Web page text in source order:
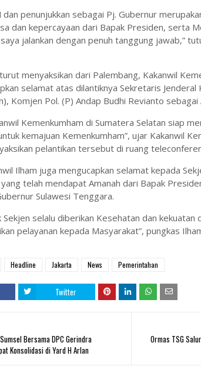
dan penunjukkan sebagai Pj. Gubernur
dan kepercayaan dari Bapak Presiden, serta
saya jalankan dengan penuh tanggung jawab,”
menyaksikan dari Palembang, Kakanwil
selamat atas dilantiknya Sekretaris
Komjen Pol. (P) Andap Budhi Revianto
Kemenkumham di Sumatera Selatan siap
kemajuan Kemenkumham”, ujar Kakanwil
pelantikan tersebut di ruang
Ilham juga mengucapkan selamat kepada
telah mendapat Amanah dari Bapak
Sulawesi Tenggara.
Sekjen selalu diberikan Kesehatan dan kekuatan
pelayanan kepada Masyarakat”, pungkas
Headline Jakarta News Pemerintahan
Twitter
Ormas TSG
Bersama DPC Gerindra
Konsolidasi di Yard H Arlan